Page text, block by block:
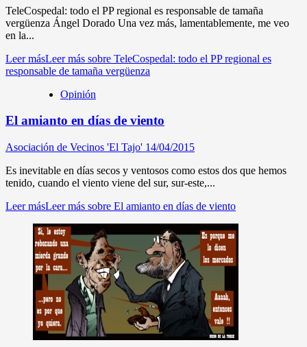
TeleCospedal: todo el PP regional es responsable de tamaña
vergüenza Ángel Dorado Una vez más, lamentablemente, me veo
en la...
Leer másLeer más sobre TeleCospedal: todo el PP regional es
responsable de tamaña vergüenza
Opinión
El amianto en días de viento
Asociación de Vecinos 'El Tajo' 14/04/2015
Es inevitable en días secos y ventosos como estos dos que hemos
tenido, cuando el viento viene del sur, sur-este,...
Leer másLeer más sobre El amianto en días de viento